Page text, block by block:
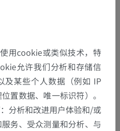
> 静脉> 上腔静脉>
前静脉丛> 脊髓静脉
有子结构
用cookie或类似技术，特
允许我们分析和存储信
及某些个人数据（例如 IP
置数据、唯一标识符）。
分析和改进用户体验和/或
务、受众测量和分析、与